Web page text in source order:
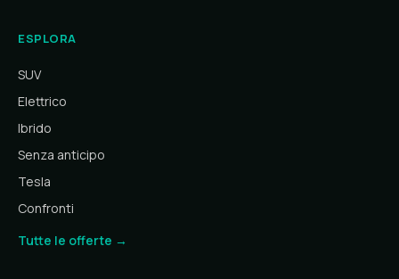
ESPLORA
SUV
Elettrico
Ibrido
Senza anticipo
Tesla
Confronti
Tutte le offerte →